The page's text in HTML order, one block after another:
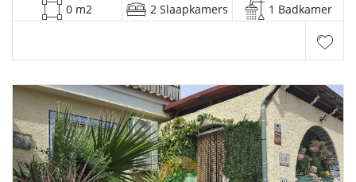
0 m2 2 Slaapkamers 1 Badkamer